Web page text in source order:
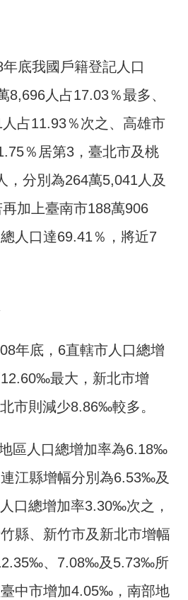
底我國戶籍登記人口
8,696人占17.03％最多、
占11.93％次之、高雄市
％居第3，臺北市及桃
，分別為264萬5,041人及
加上臺南市188萬906
人口達69.41％，將近7
年底，6直轄市人口總增
最大，新北市增
市則減少8.86‰較多。
區人口總增加率為6.18‰
江縣增幅分別為6.53‰及
口總增加率3.30‰次之，
縣、新竹市及新北市增幅
、7.08‰及5.73‰所
中市增加4.05‰，南部地